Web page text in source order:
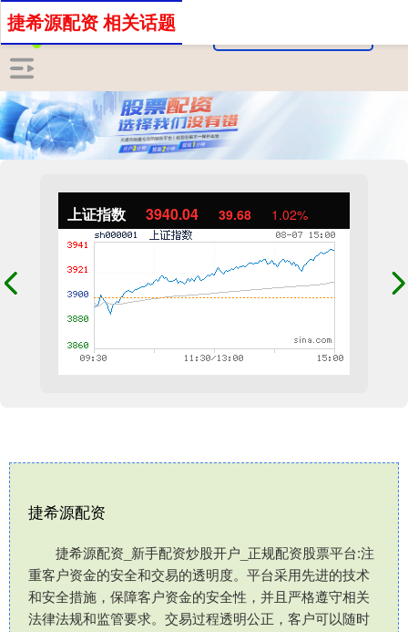
上证指数 3940.04 39.68 1.02%
捷希源配资
捷希源配资_新手配资炒股开户_正规配资股票平台:注
重客户资金的安全和交易的透明度。平台采用先进的技术
和安全措施，保障客户资金的安全性，并且严格遵守相关
法律法规和监管要求。交易过程透明公正，客户可以随时
捷希源配资 相关话题